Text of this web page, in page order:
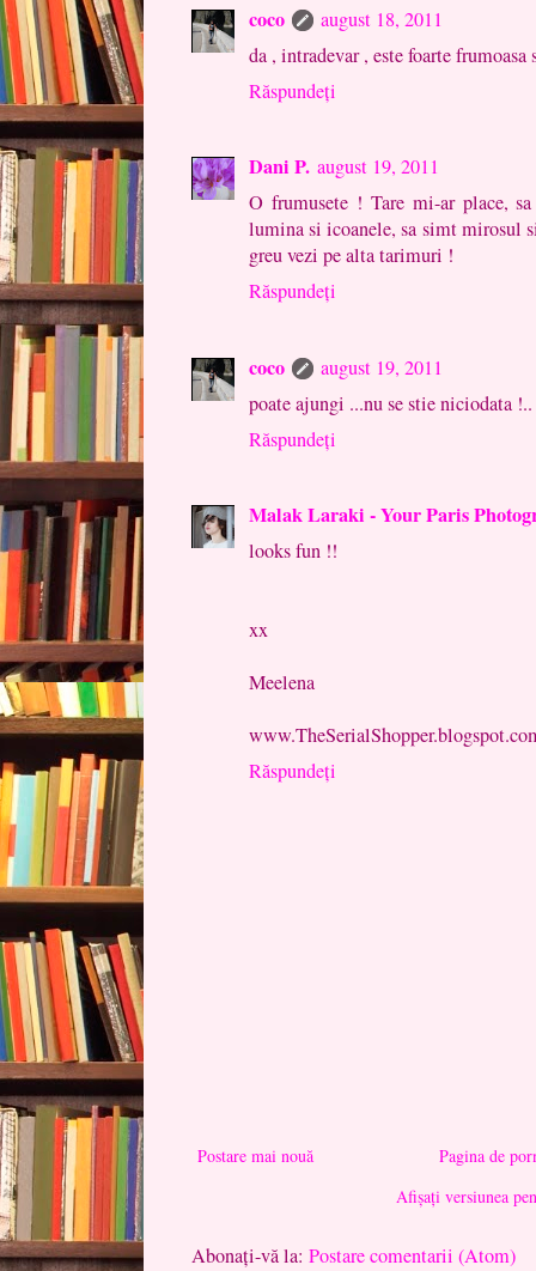
coco
august 18, 2011
da , intradevar , este foarte
Răspundeți
Dani P. august 19, 2011
O frumusete ! Tare mi-ar place,
lumina si icoanele, sa simt mirosul
greu vezi pe alta tarimuri !
Răspundeți
coco
august 19, 2011
poate ajungi ...nu se stie niciodata
Răspundeți
Malak Laraki - Your Paris
looks fun !!
xx
Meelena
Răspundeți
Postare mai nouă
Pagina de
Afișați versiunea
Abonați-vă la: Postare comentarii (Atom)